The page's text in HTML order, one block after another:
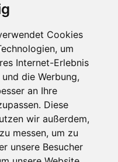
Cookies
um
Internet-Erlebnis
die Werbung,
an Ihre
Diese
wir außerdem,
messen, um zu
unsere Besucher